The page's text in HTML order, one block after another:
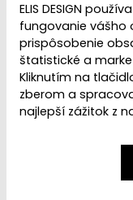
ELIS DESIGN
fungovanie vášho
prispôsobenie
štatistické a
Kliknutím na
zberom a
najlepší zážitok z